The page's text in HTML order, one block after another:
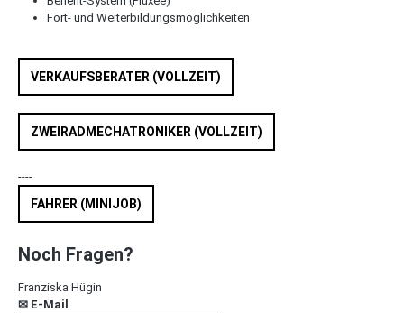
Fort- und Weiterbildungsmöglichkeiten
VERKAUFSBERATER (VOLLZEIT)
ZWEIRADMECHATRONIKER (VOLLZEIT)
----
FAHRER (MINIJOB)
Noch Fragen?
Franziska Hügin
✉ E-Mail